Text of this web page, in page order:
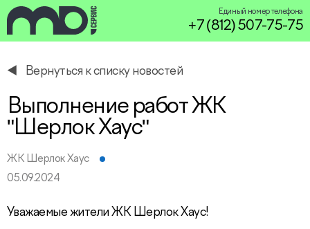
Единый номер телефона
+7 (812) 507-75-75
service@miservice.ru
Вернуться к списку новостей
Выполнение работ ЖК
"Шерлок Хаус"
ЖК Шерлок Хаус
05.09.2024
Уважаемые жители ЖК Шерлок Хаус!